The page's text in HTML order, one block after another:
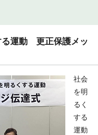
る運動 更正保護メッ
社会
を明
るく
する
運動